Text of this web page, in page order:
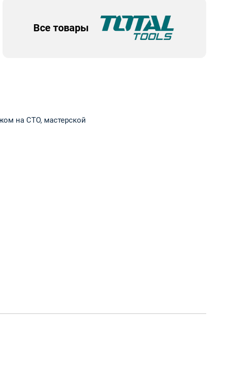
Все товары
на СТО, мастерской